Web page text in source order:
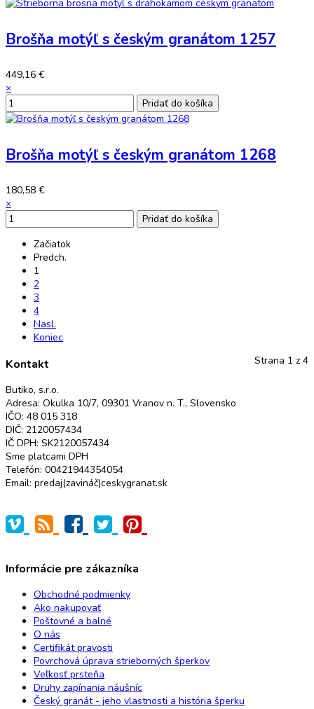
Brošňa motýľ s českým granátom 1257
449,16 €
×
Brošňa motýľ s českým granátom 1268
180,58 €
×
Začiatok
Predch.
1
2
3
4
Nasl.
Koniec
Strana 1 z 4
Kontakt
Butiko, s.r.o.
Adresa: Okulka 10/7, 09301 Vranov n. T., Slovensko
IČO: 48 015 318
DIČ: 2120057434
IČ DPH: SK2120057434
Sme platcami DPH
Telefón: 00421944354054
Email: predaj(zavináč)ceskygranat.sk
Informácie pre zákazníka
Obchodné podmienky
Ako nakupovať
Poštovné a balné
O nás
Certifikát pravosti
Povrchová úprava strieborných šperkov
Veľkosť prsteňa
Druhy zapínania náušníc
Český granát - jeho vlastnosti a história šperku